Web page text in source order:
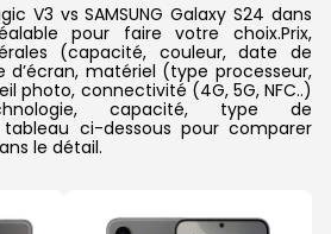
V3 vs SAMSUNG Galaxy S24 dans
pour faire votre choix.Prix,
(capacité, couleur, date de
matériel (type processeur,
photo, connectivité (4G, 5G, NFC..)
capacité, type de
ci-dessous pour comparer
le détail.